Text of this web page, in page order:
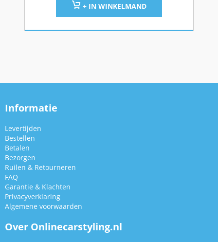
+ IN WINKELMAND
Informatie
Levertijden
Bestellen
Betalen
Bezorgen
Ruilen & Retourneren
FAQ
Garantie & Klachten
Privacyverklaring
Algemene voorwaarden
Over Onlinecarstyling.nl